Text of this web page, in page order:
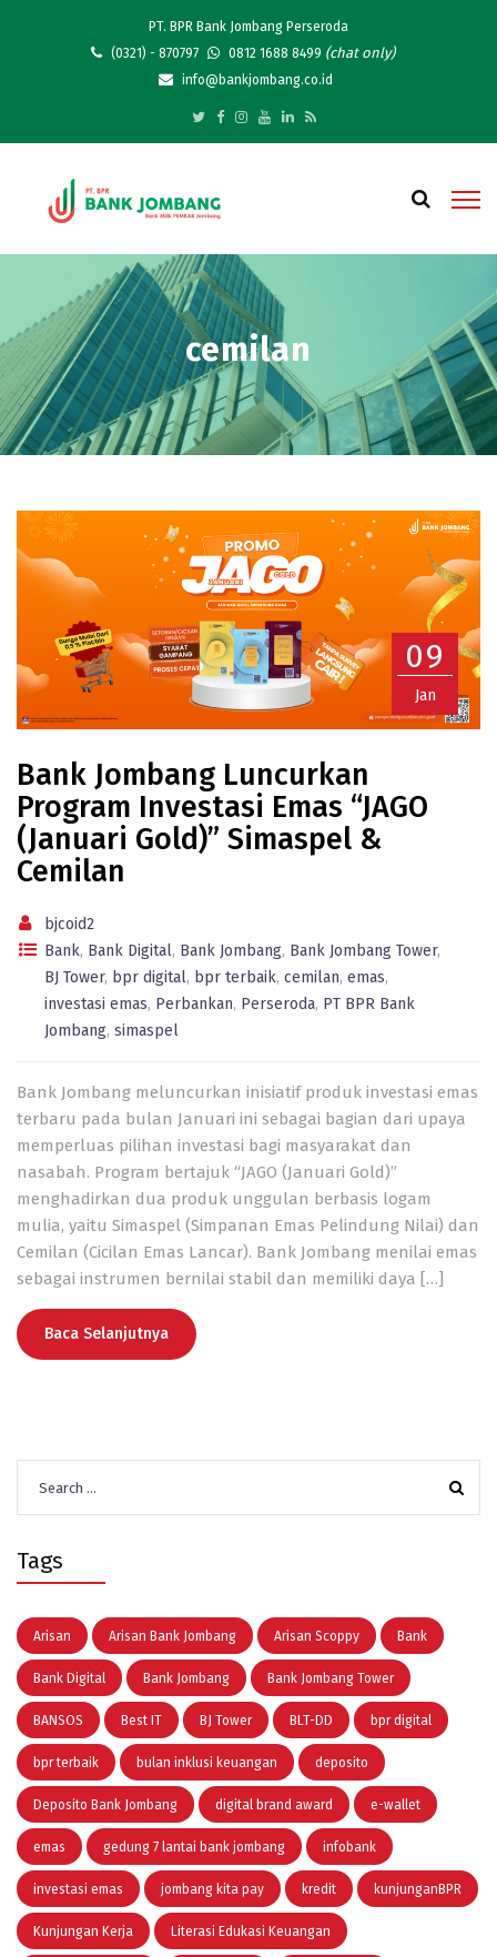
PT. BPR Bank Jombang Perseroda
(0321) - 870797
0812 1688 8499 (chat only)
info@bankjombang.co.id
cemilan
09
Jan
Bank Jombang Luncurkan
Program Investasi Emas “JAGO
(Januari Gold)” Simaspel &
Cemilan
bjcoid2
Bank, Bank Digital, Bank Jombang, Bank Jombang Tower,
BJ Tower, bpr digital, bpr terbaik, cemilan, emas,
investasi emas, Perbankan, Perseroda, PT BPR Bank
Jombang, simaspel
Bank Jombang meluncurkan inisiatif produk investasi emas
terbaru pada bulan Januari ini sebagai bagian dari upaya
memperluas pilihan investasi bagi masyarakat dan
nasabah. Program bertajuk “JAGO (Januari Gold)”
menghadirkan dua produk unggulan berbasis logam
mulia, yaitu Simaspel (Simpanan Emas Pelindung Nilai) dan
Cemilan (Cicilan Emas Lancar). Bank Jombang menilai emas
sebagai instrumen bernilai stabil dan memiliki daya […]
Baca Selanjutnya
for:
Tags
Arisan Arisan Bank Jombang Arisan Scoppy Bank
Bank Digital Bank Jombang Bank Jombang Tower
BANSOS Best IT BJ Tower BLT-DD bpr digital
bpr terbaik bulan inklusi keuangan deposito
Deposito Bank Jombang digital brand award e-wallet
emas gedung 7 lantai bank jombang infobank
investasi emas jombang kita pay kredit kunjunganBPR
Kunjungan Kerja Literasi Edukasi Keuangan